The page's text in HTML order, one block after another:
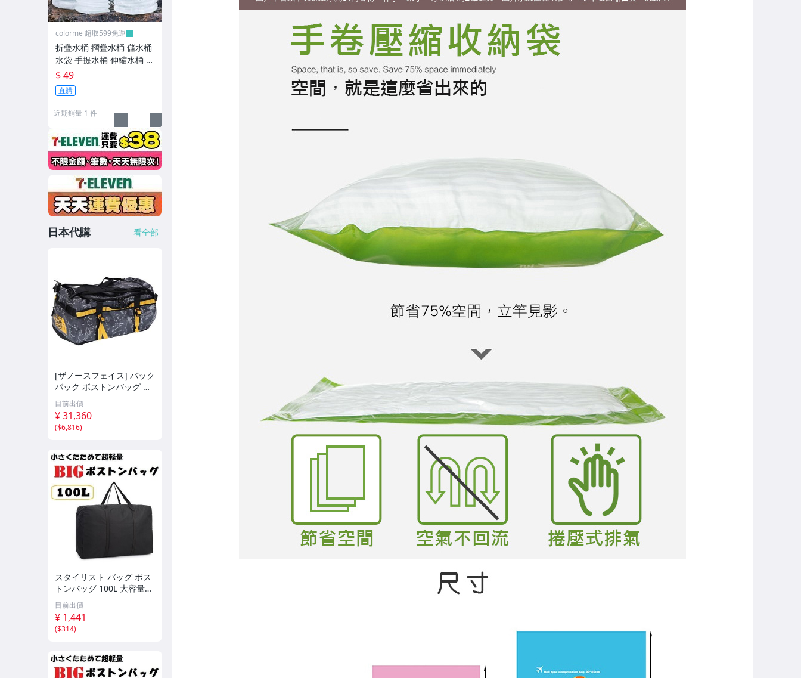
浴室用品
▼外出旅行▼
雨具/除溼商品
行李箱週邊/出國用品
汽機車百貨
露營用品
▼美容小物▼
美髮工具
婦幼相關
香氛/薰香/精油
足部護理講究起來
眼部護理
洗衣曬衣系列
colorme 超取599免運
折疊水桶 摺疊水桶 儲水桶
水袋 手提水桶 伸縮水桶 伸
縮水袋 戶外水桶 蓄水桶 蓄
水箱 儲水袋 風琴水桶 登山
露營【M154】Color_me
$ 49
直購
近期銷量 1 件
日本代購 看全部
[ザノースフェイス] バック
パック ボストンバッグ シ
ョルダーバッグ メンズ レ
ディース Base Camp Duff
el Skt
目前出價
¥ 31,360
($6,816)
スタイリスト バッグ ボス
トンバッグ 100L 大容量
エコバッグ 大きいバッグ
防水 撥水 旅行 アウトドア
キャンプ イベント キャリ
ーバッグ
目前出價
¥ 1,441
($314)